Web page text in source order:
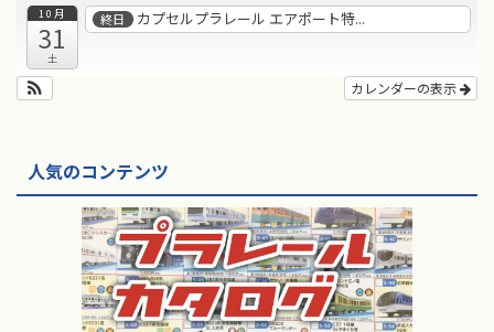
10月
31
土
終日 カプセルプラレール エアポート特...
カレンダーの表示
人気のコンテンツ